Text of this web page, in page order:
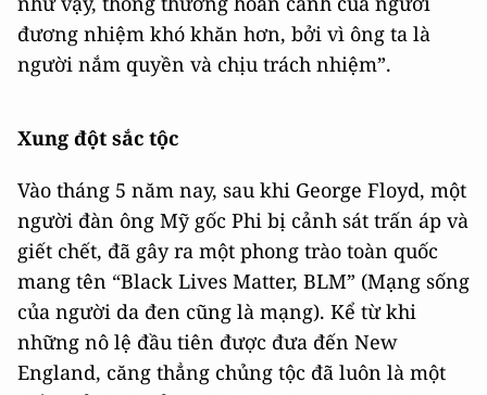
đương nhiệm khó khăn hơn, bởi vì ông ta là
người nắm quyền và chịu trách nhiệm”.
Xung đột sắc tộc
Vào tháng 5 năm nay, sau khi George Floyd, một
người đàn ông Mỹ gốc Phi bị cảnh sát trấn áp và
giết chết, đã gây ra một phong trào toàn quốc
mang tên “Black Lives Matter, BLM” (Mạng sống
của người da đen cũng là mạng). Kể từ khi
những nô lệ đầu tiên được đưa đến New
England, căng thẳng chủng tộc đã luôn là một